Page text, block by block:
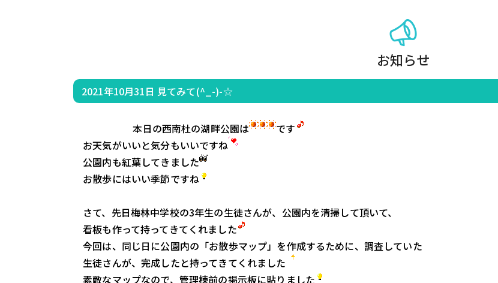
お知らせ
2021年10月31日 見てみて(^_-)-☆
                    　本日の西南杜の湖畔公園は
です
お天気がいいと気分もいいですね
公園内も紅葉してきました
お散歩にはいい季節ですね
さて、先日梅林中学校の3年生の生徒さんが、公園内を清掃して頂いて、
看板も作って持ってきてくれました
今回は、同じ日に公園内の「お散歩マップ」を作成するために、調査していた
生徒さんが、完成したと持ってきてくれました
素敵なマップなので、管理棟前の掲示板に貼りました